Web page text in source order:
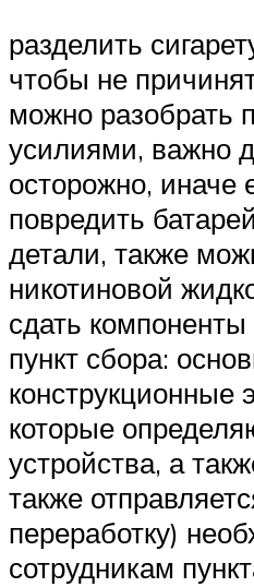
разделить
чтобы не
можно разобрать
усилиями, важно
осторожно, иначе
повредить
детали, также
никотиновой
сдать
пункт сбора:
конструкционные
которые
устройства, а
также
переработку)
сотрудникам